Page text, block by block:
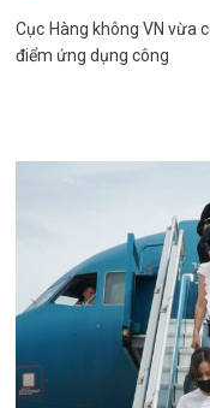
Cục Hàng không VN vừa
điểm ứng dụng công